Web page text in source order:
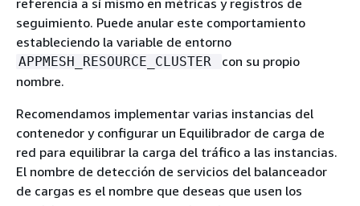
solicitudes pendientes , especifique el
número de solicitudes de desbordamiento
después del Número máximo de
conexionesque un Envoy pone en espera.
demás protocolos.
EnPeriodo de espera, especifique, en
milisegundos, el plazo de tiempo que se va
a esperar cuando se reciba una respuesta
EnUmbral de estado incorrecto,
especifique el número de comprobaciones
de estado incorrectas consecutivas que
deben producirse antes de declarar que el
agente de escucha está en mal estado.
Autenticación TLS mutua
de App Mesh.
Alojamiento de Envoy Secret
Discovery Service (SDS) : escriba el
Alojamiento de archivos local :
especifique la ruta al archivo de la
cadena de certificados en el sistema
de archivos en el que esté
implementado Envoy.
referencia a sí mismo en métricas y registros de
seguimiento. Puede anular este comportamiento
estableciendo la variable de entorno
APPMESH_RESOURCE_CLUSTER
con su propio
nombre.
Recomendamos implementar varias instancias del
contenedor y configurar un Equilibrador de carga de
red para equilibrar la carga del tráfico a las instancias.
El nombre de detección de servicios del balanceador
de cargas es el nombre que deseas que usen los